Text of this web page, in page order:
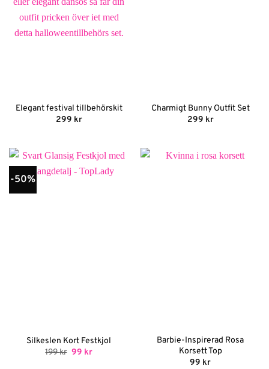
Elegant festival tillbehörskit
299 kr
Charmigt Bunny Outfit Set
299 kr
-50%
Silkeslen Kort Festkjol
199kr Det
99 krDet
Barbie-Inspirerad Rosa
Korsett Top
99 kr